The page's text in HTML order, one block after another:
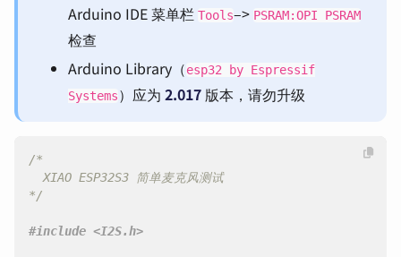
Arduino IDE 菜单栏 Tools–> PSRAM:OPI PSRAM
检查
Arduino Library（esp32 by Espressif
Systems）应为 2.017 版本，请勿升级
*/
#include <I2S.h>